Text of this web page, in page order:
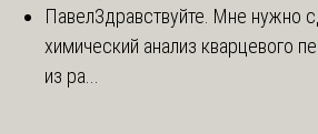
ПавелЗдравствуйте. Мне нужно
химический анализ кварцевого
из ра...